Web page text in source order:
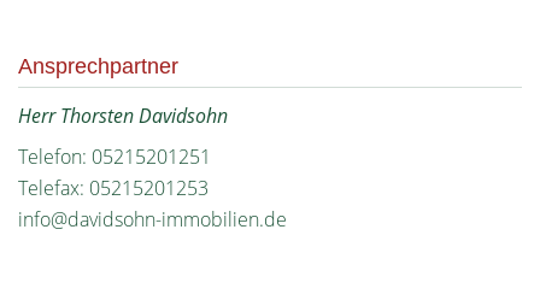
Ansprechpartner
Herr Thorsten Davidsohn
Telefon: 05215201251
Telefax: 05215201253
info@davidsohn-immobilien.de